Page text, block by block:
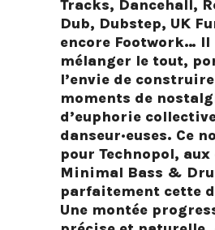
Tracks, Dancehall,
Dub, Dubstep, UK
encore Footwork…
mélanger le tout,
l’envie de
moments de
d’euphorie
danseur·euses. Ce
pour Technopol, aux
Minimal Bass &
parfaitement cette
Une montée